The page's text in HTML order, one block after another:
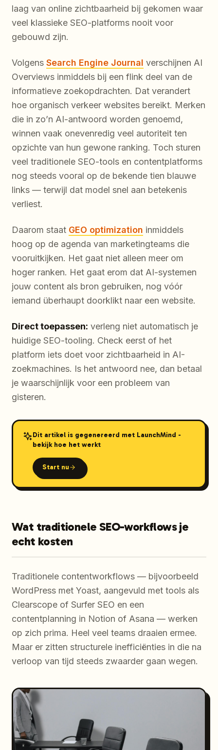
laag van online zichtbaarheid bij gekomen waar
veel klassieke SEO-platforms nooit voor
gebouwd zijn.
Volgens Search Engine Journal verschijnen AI
Overviews inmiddels bij een flink deel van de
informatieve zoekopdrachten. Dat verandert
hoe organisch verkeer websites bereikt. Merken
die in zo’n AI-antwoord worden genoemd,
winnen vaak onevenredig veel autoriteit ten
opzichte van hun gewone ranking. Toch sturen
veel traditionele SEO-tools en contentplatforms
nog steeds vooral op de bekende tien blauwe
links — terwijl dat model snel aan betekenis
verliest.
Daarom staat GEO optimization inmiddels
hoog op de agenda van marketingteams die
vooruitkijken. Het gaat niet alleen meer om
hoger ranken. Het gaat erom dat AI-systemen
jouw content als bron gebruiken, nog vóór
iemand überhaupt doorklikt naar een website.
Direct toepassen: verleng niet automatisch je
huidige SEO-tooling. Check eerst of het
platform iets doet voor zichtbaarheid in AI-
zoekmachines. Is het antwoord nee, dan betaal
je waarschijnlijk voor een probleem van
gisteren.
Dit artikel is gegenereerd met LaunchMind -
bekijk hoe het werkt
Start nu
Wat traditionele SEO-workflows je
echt kosten
Traditionele contentworkflows — bijvoorbeeld
WordPress met Yoast, aangevuld met tools als
Clearscope of Surfer SEO en een
contentplanning in Notion of Asana — werken
op zich prima. Heel veel teams draaien ermee.
Maar er zitten structurele inefficiënties in die na
verloop van tijd steeds zwaarder gaan wegen.